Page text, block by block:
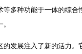
多种功能于一体的综
发展注入了新的活力